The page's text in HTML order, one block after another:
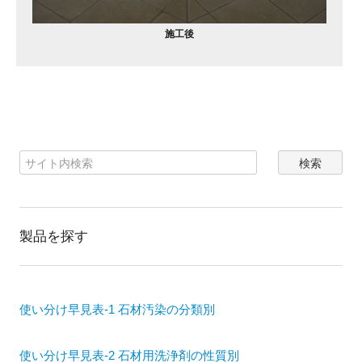
施工後
製品を探す
使い分け早見表-1 石材汚染の分類別
使い分け早見表-2 石材用洗浄剤の性質別